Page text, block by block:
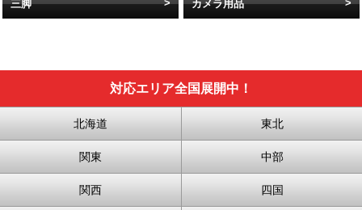
三脚 カメラ用品
対応エリア全国展開中！
北海道 東北
関東 中部
関西 四国